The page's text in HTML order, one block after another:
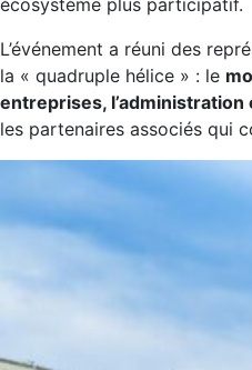
L’événement a réuni des
la « quadruple hélice » : le
entreprises, l’administration
les partenaires associés qui